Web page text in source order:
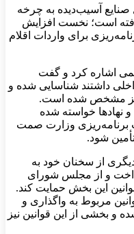
صنایع آسیب‌دیده به چرخه
است؛ نخست افزایش
برای واردات اقلام
اشاره کرد و گفت
داشتند شناسایی شده و
نیز مشخص شده است.
خواسته شده
برنامه‌ریزی وزارت صمت
شود.
از سخنان خود به
و از مجلس شورای
این بخش حمایت کند.
مربوط به واگذاری و
و بخشی از این قوانین نیز